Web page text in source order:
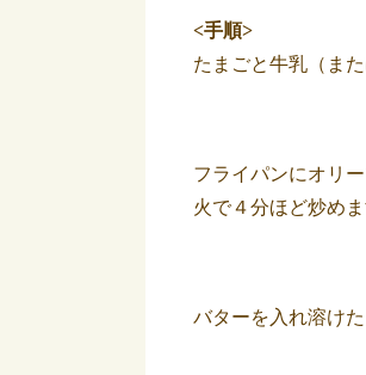
<手順>
たまごと牛乳（ま
フライパンにオリ
火で４分ほど炒めま
バターを入れ溶け